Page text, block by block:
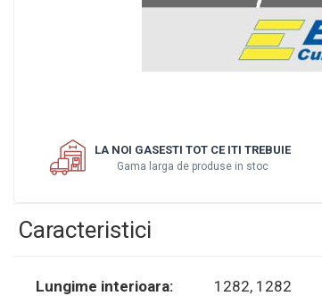
Rulmenti si etansari
Rulmenti cu role
Simeringuri
LA NOI GASESTI TOT CE ITI TREBUIE
Gama larga de produse in stoc
Caracteristici
Lungime interioara: 1282, 1282